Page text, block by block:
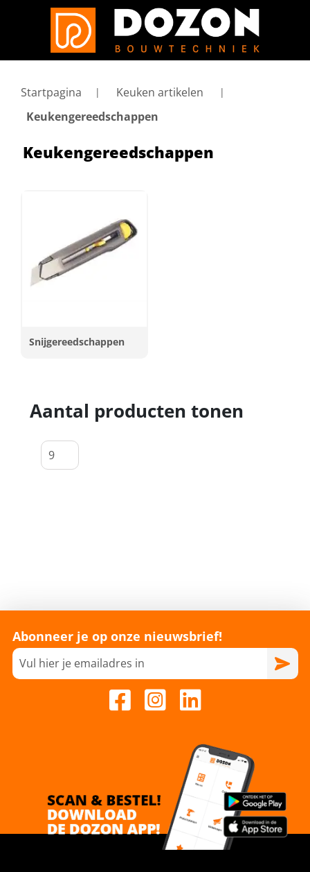
Startpagina
Keuken artikelen
Keukengereedschappen
Keukengereedschappen
Snijgereedschappen
Aantal producten tonen
Abonneer je op onze nieuwsbrief!